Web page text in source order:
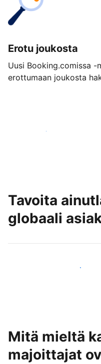
Erotu joukosta
Uusi Booking.comissa -
erottumaan joukosta
Aloita jo tänään
Tavoita
globaali
Tavoita uusia
Mitä mieltä
majoittajat